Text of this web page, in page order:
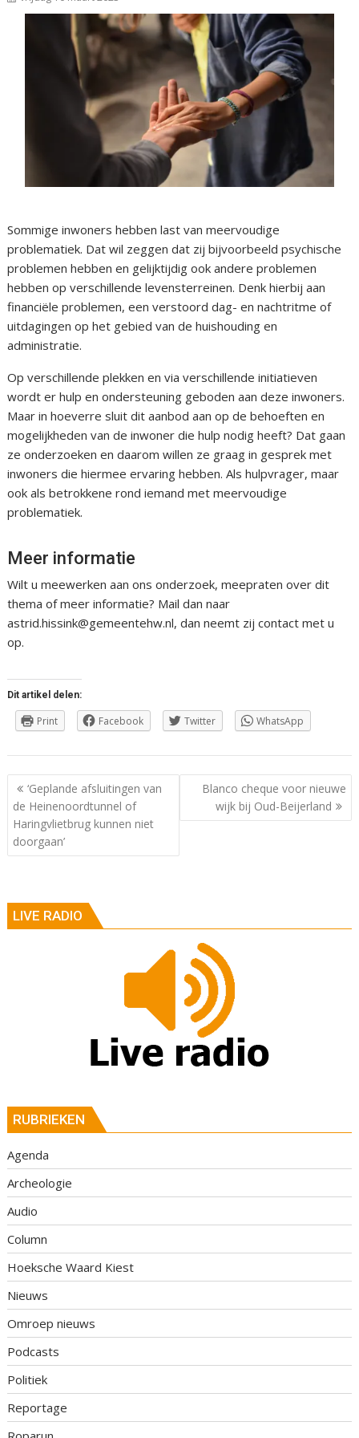
Sommige inwoners hebben last van meervoudige
problematiek. Dat wil zeggen dat zij bijvoorbeeld psychische
problemen hebben en gelijktijdig ook andere problemen
hebben op verschillende levensterreinen. Denk hierbij aan
financiële problemen, een verstoord dag- en nachtritme of
uitdagingen op het gebied van de huishouding en
administratie.
Op verschillende plekken en via verschillende initiatieven
wordt er hulp en ondersteuning geboden aan deze inwoners.
Maar in hoeverre sluit dit aanbod aan op de behoeften en
mogelijkheden van de inwoner die hulp nodig heeft? Dat gaan
ze onderzoeken en daarom willen ze graag in gesprek met
inwoners die hiermee ervaring hebben. Als hulpvrager, maar
ook als betrokkene rond iemand met meervoudige
problematiek.
Meer informatie
Wilt u meewerken aan ons onderzoek, meepraten over dit
thema of meer informatie? Mail dan naar
astrid.hissink@gemeentehw.nl, dan neemt zij contact met u
op.
Dit artikel delen:
Print Facebook Twitter WhatsApp
Berichtnavigatie
‘Geplande afsluitingen van
de Heinenoordtunnel of
Haringvlietbrug kunnen niet
doorgaan’
Blanco cheque voor nieuwe
wijk bij Oud-Beijerland
LIVE RADIO
RUBRIEKEN
Agenda
Archeologie
Audio
Column
Hoeksche Waard Kiest
Nieuws
Omroep nieuws
Podcasts
Politiek
Reportage